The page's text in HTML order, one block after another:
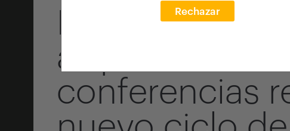
Rechazar
Lecciones
arquitecto
conferencias